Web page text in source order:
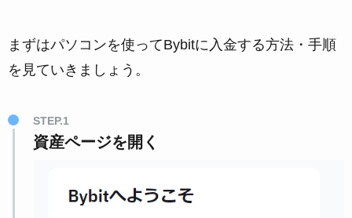
まずはパソコンを使ってBybitに入金する方法・手順
を見ていきましょう。
STEP.1
資産ページを開く